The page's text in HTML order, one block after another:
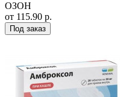
ОЗОН
от 115.90 р.
Под заказ